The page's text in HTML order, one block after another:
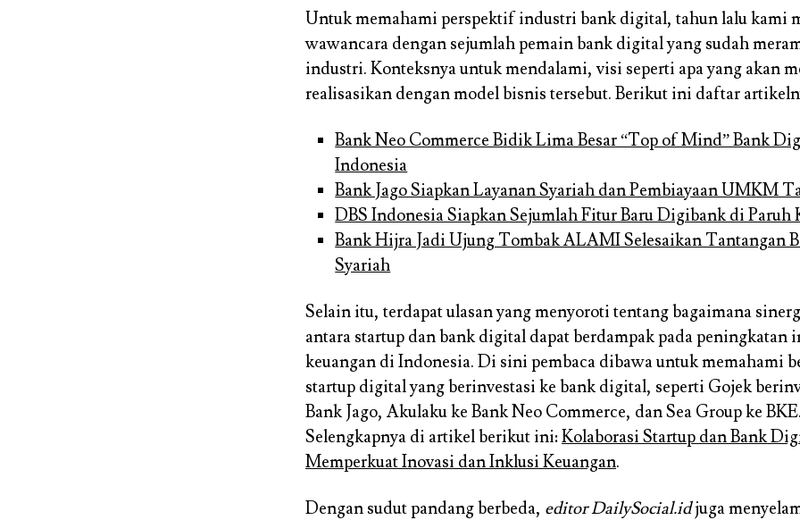
Untuk memahami perspektif industri bank digital, tahun lalu kami
wawancara dengan sejumlah pemain bank digital yang sudah
industri. Konteksnya untuk mendalami, visi seperti apa yang akan
realisasikan dengan model bisnis tersebut. Berikut ini daftar
Bank Neo Commerce Bidik Lima Besar “Top of Mind” Bank
Indonesia
Bank Jago Siapkan Layanan Syariah dan Pembiayaan UMKM
DBS Indonesia Siapkan Sejumlah Fitur Baru Digibank di Paruh
Bank Hijra Jadi Ujung Tombak ALAMI Selesaikan Tantangan
Syariah
Selain itu, terdapat ulasan yang menyoroti tentang bagaimana
antara startup dan bank digital dapat berdampak pada peningkatan
keuangan di Indonesia. Di sini pembaca dibawa untuk memahami
startup digital yang berinvestasi ke bank digital, seperti Gojek
Bank Jago, Akulaku ke Bank Neo Commerce, dan Sea Group ke BKE.
Selengkapnya di artikel berikut ini:Kolaborasi Startup dan Bank
Memperkuat Inovasi dan Inklusi Keuangan.
Dengan sudut pandang berbeda, editorDailySocial.idjuga